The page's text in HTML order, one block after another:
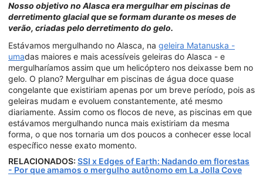
Nosso objetivo no Alasca era mergulhar em piscinas de
derretimento glacial que se formam durante os meses de
verão, criadas pelo derretimento do gelo.
Estávamos mergulhando no Alasca, na geleira Matanuska -
umadas maiores e mais acessíveis geleiras do Alasca - e
mergulharíamos assim que um helicóptero nos deixasse bem no
gelo. O plano? Mergulhar em piscinas de água doce quase
congelante que existiriam apenas por um breve período, pois as
geleiras mudam e evoluem constantemente, até mesmo
diariamente. Assim como os flocos de neve, as piscinas em que
estávamos mergulhando nunca mais existiriam da mesma
forma, o que nos tornaria um dos poucos a conhecer esse local
específico nesse exato momento.
RELACIONADOS: SSI x Edges of Earth: Nadando em florestas
- Por que amamos o mergulho autônomo em La Jolla Cove